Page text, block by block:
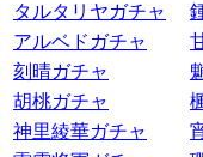
タルタリヤガチャ
アルベドガチャ
刻晴ガチャ
胡桃ガチャ
神里綾華ガチャ